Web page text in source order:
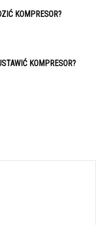
KOMPRESOR?
KOMPRESOR?